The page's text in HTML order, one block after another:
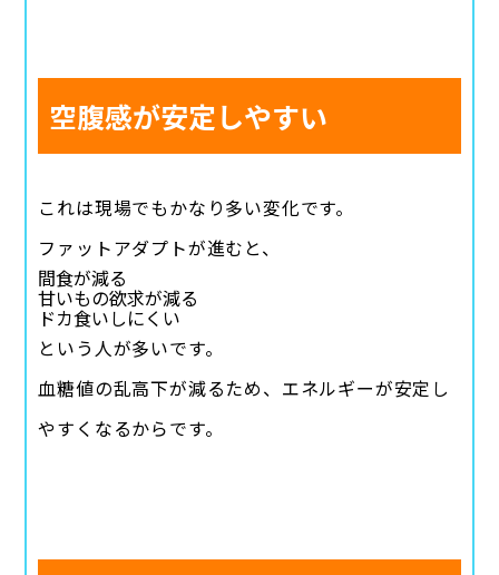
空腹感が安定しやすい
これは現場でもかなり多い変化です。
ファットアダプトが進むと、
間食が減る
甘いもの欲求が減る
ドカ食いしにくい
という人が多いです。
血糖値の乱高下が減るため、エネルギーが安定し
やすくなるからです。